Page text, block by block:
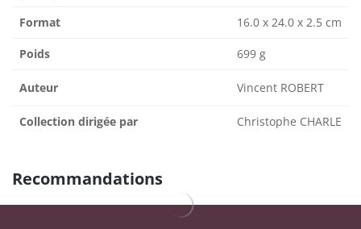
Format 16.0 x 24.0 x 2.5 cm
Poids 699 g
Auteur Vincent ROBERT
Collection dirigée par Christophe CHARLE
Recommandations